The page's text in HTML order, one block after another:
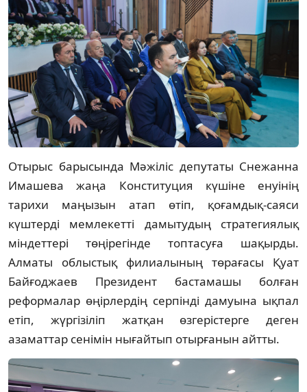
Отырыс барысында Мәжіліс депутаты Снежанна
Имашева жаңа Конституция күшіне енуінің
тарихи маңызын атап өтіп, қоғамдық-саяси
күштерді мемлекетті дамытудың стратегиялық
міндеттері төңірегінде топтасуға шақырды.
Алматы облыстық филиалының төрағасы Қуат
Байғоджаев Президент бастамашы болған
реформалар өңірлердің серпінді дамуына ықпал
етіп, жүргізіліп жатқан өзгерістерге деген
азаматтар сенімін нығайтып отырғанын айтты.